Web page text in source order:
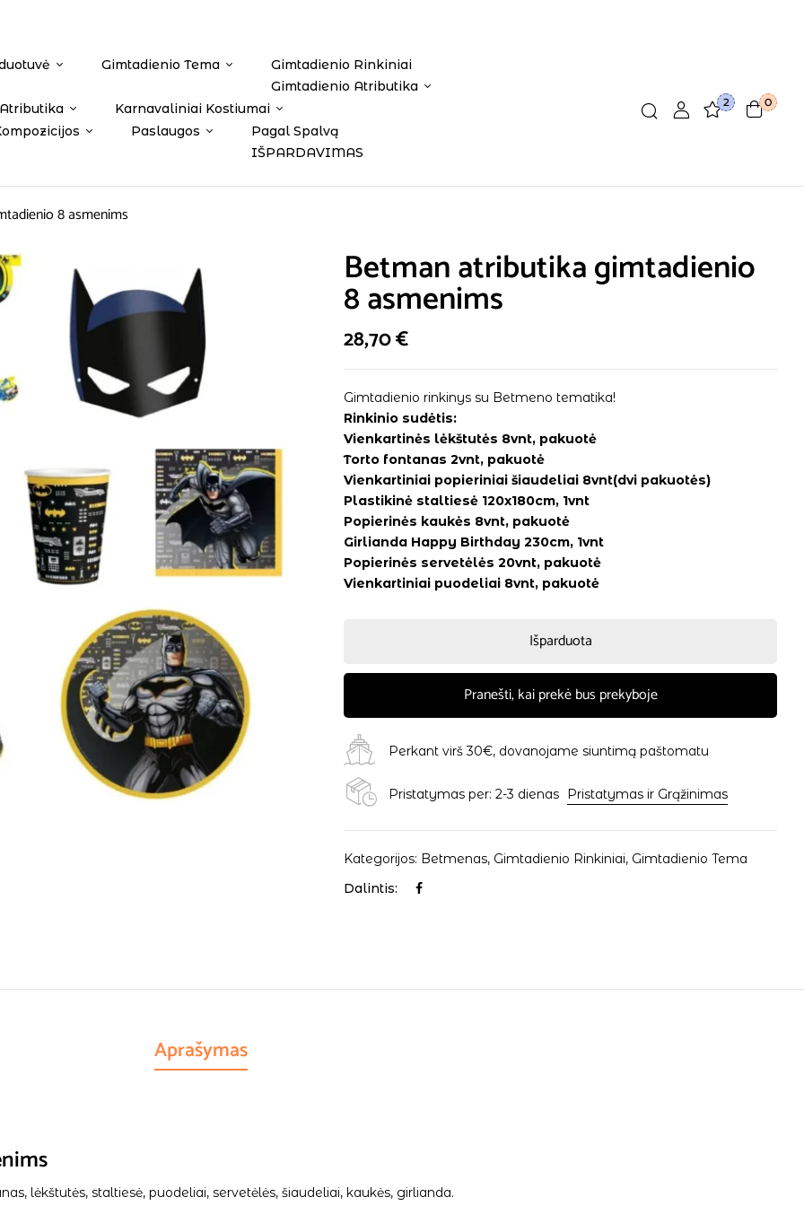
Gimtadienio Tema
Gimtadienio Rinkiniai
Gimtadienio Atributika
Karnavaliniai Kostiumai
Paslaugos
Pagal Spalvą
IŠPARDAVIMAS
2 0
8 asmenims
Betman atributika gimtadienio
8 asmenims
28,70€
Gimtadienio rinkinys su Betmeno tematika!
Rinkinio sudėtis:
Vienkartinės lėkštutės 8vnt, pakuotė
Torto fontanas 2vnt, pakuotė
Vienkartiniai popieriniai šiaudeliai 8vnt(dvi pakuotės)
Plastikinė staltiesė 120x180cm, 1vnt
Popierinės kaukės 8vnt, pakuotė
Girlianda Happy Birthday 230cm, 1vnt
Popierinės servetėlės 20vnt, pakuotė
Vienkartiniai puodeliai 8vnt, pakuotė
Išparduota
Pranešti, kai prekė bus prekyboje
Perkant virš 30€, dovanojame siuntimą paštomatu
Pristatymas per: 2-3 dienas Pristatymas ir Grąžinimas
Kategorijos: Betmenas, Gimtadienio Rinkiniai, Gimtadienio Tema
Dalintis:
Aprašymas
lėkštutės, staltiesė, puodeliai, servetėlės, šiaudeliai, kaukės, girlianda.